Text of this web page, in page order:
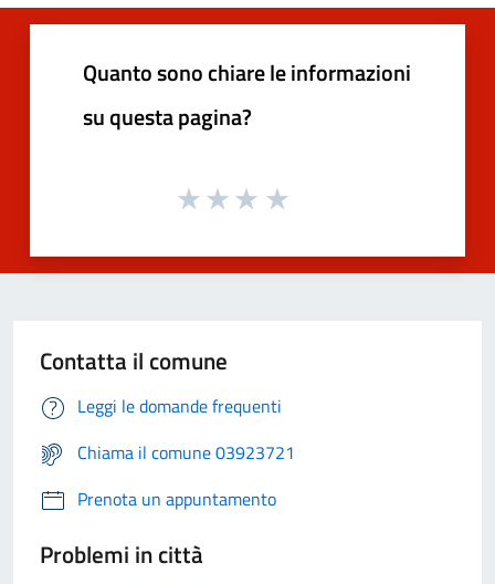
Quanto sono chiare le informazioni
su questa pagina?
Contatta il comune
Leggi le domande frequenti
Chiama il comune 03923721
Prenota un appuntamento
Problemi in città